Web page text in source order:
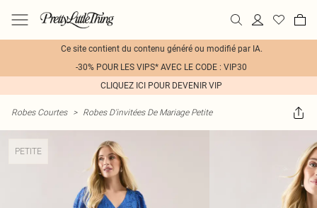
Ce site contient du contenu généré ou modifié par IA.
-30% POUR LES VIPS* AVEC LE CODE : VIP30
CLIQUEZ ICI POUR DEVENIR VIP
Robes Courtes > Robes D'invitées De Mariage Petite
PETITE